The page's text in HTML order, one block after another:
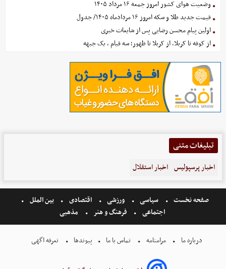
وضعیت هوای کشور امروز جمعه ۱۶ مرداد ۱۴۰۵
قیمت جدید طلا و سکه امروز ۱۶ مردادماه ۱۴۰۵/ جدول
اولین پیام محسن رضایی پس از شایعات خبری
از کوفه تا کربلا، از کربلا تا ظهور؛ سه قیام ، یک جبهه
تبلیغات متنی
اخبار پرسپولیس اخبار استقلال
صفحه نخست سیاسی ورزشی اقتصادی
بین الملل
اجتماعی
فرهنگ و هنر مذهبی
درباره ما مرامنامه تماس با ما پیوندها تعرفه اگهی